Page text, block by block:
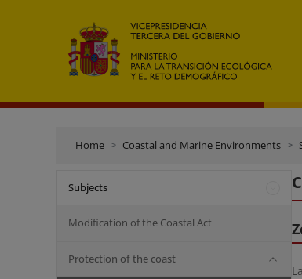
Home Coastal and Marine Environments
Subjects
Modification of the Coastal Act
Protection of the coast